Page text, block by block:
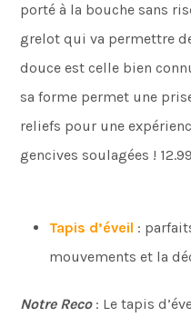
porté à la bouche sans
grelot qui va permettre
douce est celle bien
sa forme permet une
reliefs pour une
gencives soulagées !
Tapis d’éveil :
mouvements et la
Notre Reco: Le tapis